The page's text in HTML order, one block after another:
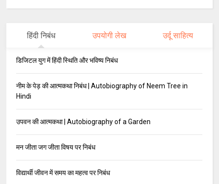
हिंदी निबंध उपयोगी लेख उर्दू साहित्य
डिजिटल युग में हिंदी स्थिति और भविष्य निबंध
नीम के पेड़ की आत्मकथा निबंध | Autobiography of Neem Tree in
Hindi
उपवन की आत्मकथा | Autobiography of a Garden
मन जीता जग जीता विषय पर निबंध
विद्यार्थी जीवन में समय का महत्व पर निबंध